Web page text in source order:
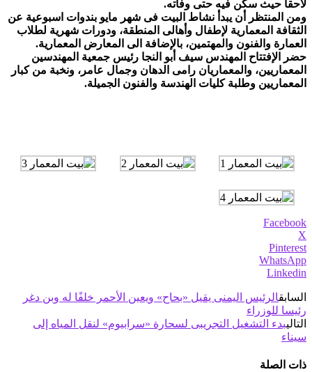
لاحقا حيث سكن فيه حتى وفاته.
ومن المنتظر أن يبدأ نشاط البيت فى شهر مايو بندوات اسبوعية عن
الثقافة المعمارية لإطفال وأهالى المنطقة، ودورات شهرية لطلاب
العمارة والفنون والمهتمين، بالإضافة الى المعارض المعمارية.
حضر الإفتتاح المهندس سيف أبو النجا رئيس جمعية المهندسين
المعماريين، والمعماريان رامى الدهان وجمال عامر، ونخبة من كبار
المعماريين وطلبة كليات الهندسة والفنون الجميلة.
Facebook
X
Pinterest
WhatsApp
Linkedin
السابقالرئيس اليمنى يقيل «بحاح» ويعين الأحمر خلفًا له وبن دغر
رئيسا للوزراء
التاليبدء التشغيل التجريبى لسحارة «سرابيوم» لنقل المياه إلى
سيناء
ذات الصلة